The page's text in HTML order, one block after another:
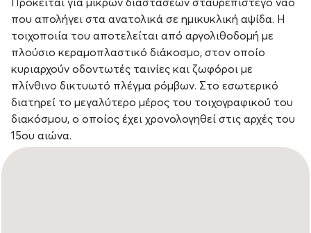
Πρόκειται για μικρών διαστάσεων σταυρεπίστεγο ναό
που απολήγει στα ανατολικά σε ημικυκλική αψίδα. Η
τοιχοποιία του αποτελείται από αργολιθοδομή με
πλούσιο κεραμοπλαστικό διάκοσμο, στον οποίο
κυριαρχούν οδοντωτές ταινίες και ζωφόροι με
πλίνθινο δικτυωτό πλέγμα ρόμβων. Στο εσωτερικό
διατηρεί το μεγαλύτερο μέρος του τοιχογραφικού του
διακόσμου, ο οποίος έχει χρονολογηθεί στις αρχές του
15ου αιώνα.